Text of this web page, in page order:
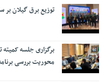
توزیع برق گیلان بر
برگزاری جلسه
محوریت بررسی